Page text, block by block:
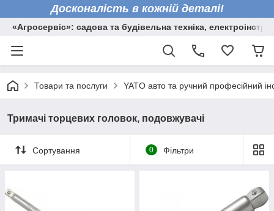
Досконалість в кожній деталі!
«Агросервіс»: садова та будівельна техніка,
Товари та послуги YATO авто та ручний професійний
Тримачі торцевих головок, подовжувачі
Сортування 0 Фільтри